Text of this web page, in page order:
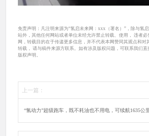
免责声明：凡注明来源为“氢启未来网：xxx（署名）”，除与氢
站外，其他任何网站或者单位未经允许禁止转载、使用， 违者
网，转载目的在于传递更多信息，并不代表本网赞同其观点和对
转载， 请与稿件来源方联系。如有涉及版权问题，可联系我们
版权声明。
上一篇：
“氢动力”超级跑车，既不耗油也不用电，可续航1635公